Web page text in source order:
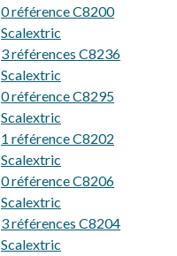
0 référence C8200
Scalextric
3 références C8236
Scalextric
0 référence C8295
Scalextric
1 référence C8202
Scalextric
0 référence C8206
Scalextric
3 références C8204
Scalextric